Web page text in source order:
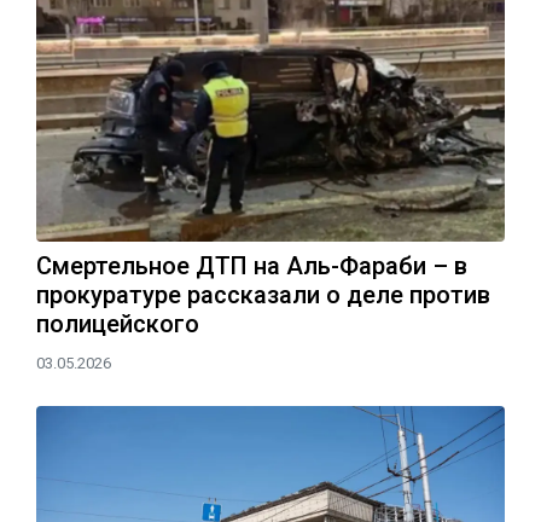
Смертельное ДТП на Аль-Фараби – в
прокуратуре рассказали о деле против
полицейского
03.05.2026